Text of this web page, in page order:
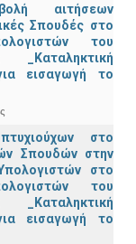
αιτήσεων
Σπουδές στο
του
_Καταληκτική
εισαγωγή το
στo
Σπουδών στην
στο
του
_Καταληκτική
εισαγωγή το